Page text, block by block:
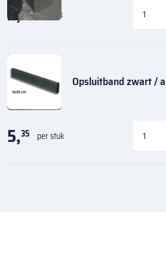
2,61 per stuk
Opsluitband zwart /
5,35 per stuk